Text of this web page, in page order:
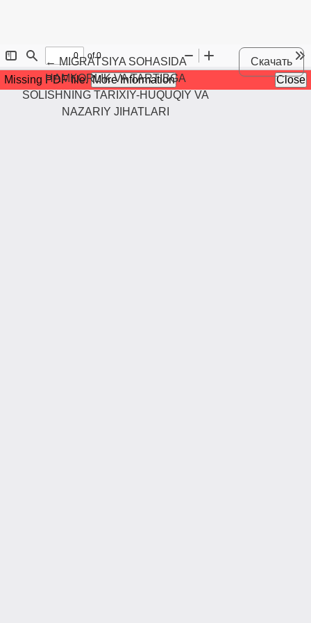
←Maqola tafsilotlariga qaytish
MIGRATSIYA SOHASIDA
HAMKORLIK VA TARTIBGA
SOLISHNING TARIXIY-HUQUQIY VA
NAZARIY JIHATLARI
Скачать